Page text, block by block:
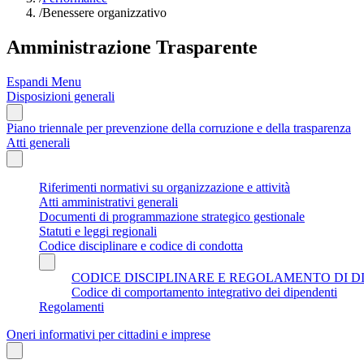
/Benessere organizzativo
Amministrazione Trasparente
Espandi Menu
Disposizioni generali
Piano triennale per prevenzione della corruzione e della trasparenza
Atti generali
Riferimenti normativi su organizzazione e attività
Atti amministrativi generali
Documenti di programmazione strategico gestionale
Statuti e leggi regionali
Codice disciplinare e codice di condotta
CODICE DISCIPLINARE E REGOLAMENTO DI
Codice di comportamento integrativo dei dipendenti
Regolamenti
Oneri informativi per cittadini e imprese